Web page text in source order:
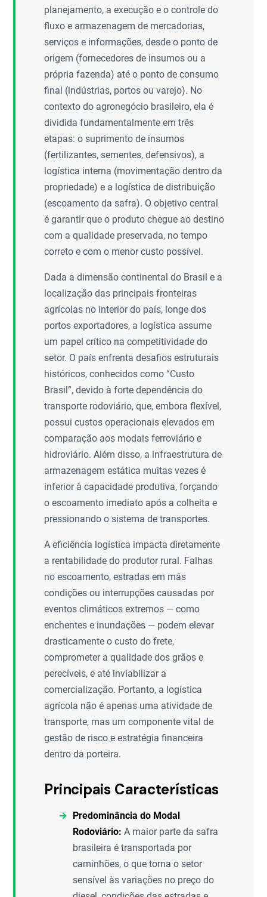
planejamento, a execução e o controle do
fluxo e armazenagem de mercadorias,
serviços e informações, desde o ponto de
origem (fornecedores de insumos ou a
própria fazenda) até o ponto de consumo
final (indústrias, portos ou varejo). No
contexto do agronegócio brasileiro, ela é
dividida fundamentalmente em três
etapas: o suprimento de insumos
(fertilizantes, sementes, defensivos), a
logística interna (movimentação dentro da
propriedade) e a logística de distribuição
(escoamento da safra). O objetivo central
é garantir que o produto chegue ao destino
com a qualidade preservada, no tempo
correto e com o menor custo possível.
Dada a dimensão continental do Brasil e a
localização das principais fronteiras
agrícolas no interior do país, longe dos
portos exportadores, a logística assume
um papel crítico na competitividade do
setor. O país enfrenta desafios estruturais
históricos, conhecidos como “Custo
Brasil”, devido à forte dependência do
transporte rodoviário, que, embora flexível,
possui custos operacionais elevados em
comparação aos modais ferroviário e
hidroviário. Além disso, a infraestrutura de
armazenagem estática muitas vezes é
inferior à capacidade produtiva, forçando
o escoamento imediato após a colheita e
pressionando o sistema de transportes.
A eficiência logística impacta diretamente
a rentabilidade do produtor rural. Falhas
no escoamento, estradas em más
condições ou interrupções causadas por
eventos climáticos extremos — como
enchentes e inundações — podem elevar
drasticamente o custo do frete,
comprometer a qualidade dos grãos e
perecíveis, e até inviabilizar a
comercialização. Portanto, a logística
agrícola não é apenas uma atividade de
transporte, mas um componente vital de
gestão de risco e estratégia financeira
dentro da porteira.
Principais Características
Predominância do Modal
Rodoviário: A maior parte da safra
brasileira é transportada por
caminhões, o que torna o setor
sensível às variações no preço do